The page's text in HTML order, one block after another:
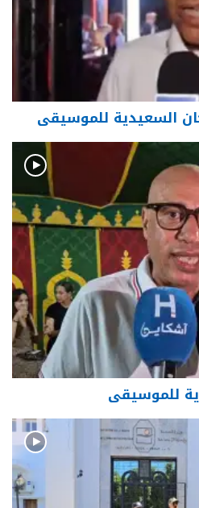
السعيدية للموسيقى
للموسيقى